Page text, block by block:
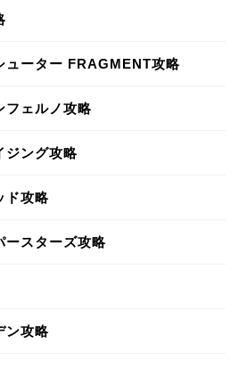
ーター FRAGMENT攻略
フェルノ攻略
ジング攻略
ド攻略
ースターズ攻略
ン攻略